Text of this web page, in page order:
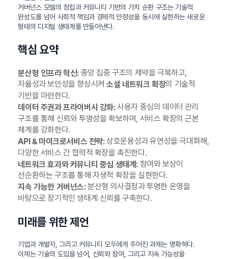
거버넌스 모델의 정립과 커뮤니티 기반의 가치 순환 구조는 기술적
완성도를 넘어 사회적 책임과 경제적 안정성을 동시에 실현하는 새로운
형태의 디지털 생태계를 만들어낸다.
핵심 요약
분산형 인프라 혁신:중앙 집중 구조의 제약을 극복하고,
자율성과 보안성을 향상시켜소셜 네트워크 확장의 기술적
기반을 마련한다.
데이터 주권과 프라이버시 강화:사용자 중심의 데이터 관리
구조를 통해 신뢰와 투명성을 확보하며, 서비스 확장의 근본
체계를 강화한다.
API & 마이크로서비스 전략:상호운용성과 유연성을 극대화해,
다양한 서비스 간 협력적 확장을 촉진한다.
네트워크 효과와 커뮤니티 중심 생태계:참여와 보상이
선순환하는 구조를 통해 자생적 확장을 실현한다.
지속 가능한 거버넌스:분산형 의사결정과 투명한 운영을
바탕으로 장기적인 생태계 신뢰를 구축한다.
미래를 위한 제언
기업과 개발자, 그리고 커뮤니티 모두에게 주어진 과제는 명확하다.
이제는 기술의 도입을 넘어, 신뢰와 참여, 그리고 지속 가능성을